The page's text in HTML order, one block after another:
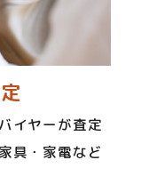
イヤーが査定
具・家電など